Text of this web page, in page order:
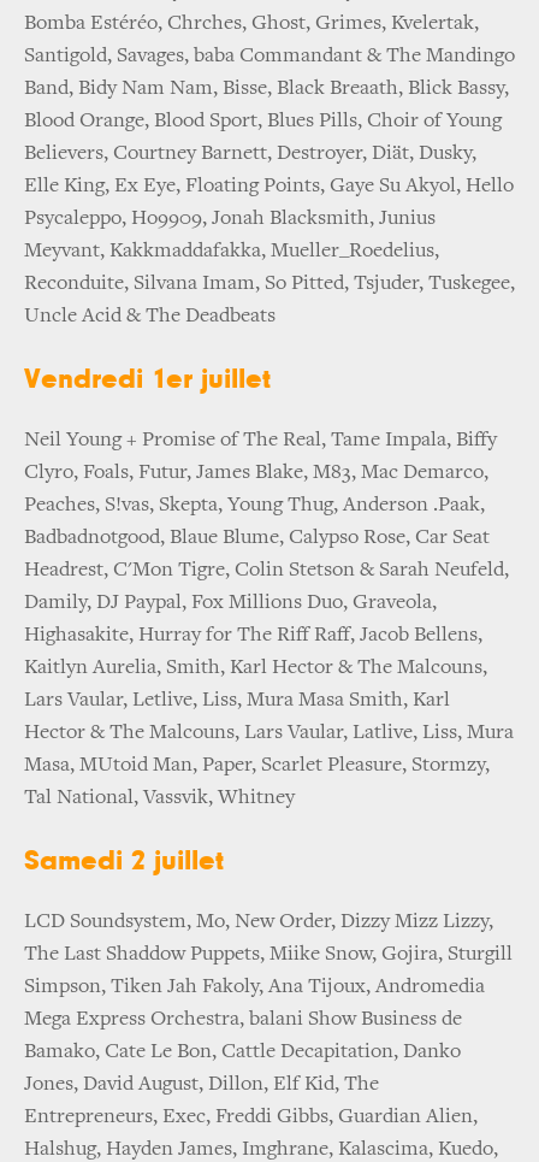
Bomba Estéréo, Chrches, Ghost, Grimes, Kvelertak,
Santigold, Savages, baba Commandant & The Mandingo
Band, Bidy Nam Nam, Bisse, Black Breaath, Blick Bassy,
Blood Orange, Blood Sport, Blues Pills, Choir of Young
Believers, Courtney Barnett, Destroyer, Diät, Dusky,
Elle King, Ex Eye, Floating Points, Gaye Su Akyol, Hello
Psycaleppo, Ho9909, Jonah Blacksmith, Junius
Meyvant, Kakkmaddafakka, Mueller_Roedelius,
Reconduite, Silvana Imam, So Pitted, Tsjuder, Tuskegee,
Uncle Acid & The Deadbeats
Vendredi 1er juillet
Neil Young + Promise of The Real, Tame Impala, Biffy
Clyro, Foals, Futur, James Blake, M83, Mac Demarco,
Peaches, S!vas, Skepta, Young Thug, Anderson .Paak,
Badbadnotgood, Blaue Blume, Calypso Rose, Car Seat
Headrest, C'Mon Tigre, Colin Stetson & Sarah Neufeld,
Damily, DJ Paypal, Fox Millions Duo, Graveola,
Highasakite, Hurray for The Riff Raff, Jacob Bellens,
Kaitlyn Aurelia, Smith, Karl Hector & The Malcouns,
Lars Vaular, Letlive, Liss, Mura Masa Smith, Karl
Hector & The Malcouns, Lars Vaular, Latlive, Liss, Mura
Masa, MUtoid Man, Paper, Scarlet Pleasure, Stormzy,
Tal National, Vassvik, Whitney
Samedi 2 juillet
LCD Soundsystem, Mo, New Order, Dizzy Mizz Lizzy,
The Last Shaddow Puppets, Miike Snow, Gojira, Sturgill
Simpson, Tiken Jah Fakoly, Ana Tijoux, Andromedia
Mega Express Orchestra, balani Show Business de
Bamako, Cate Le Bon, Cattle Decapitation, Danko
Jones, David August, Dillon, Elf Kid, The
Entrepreneurs, Exec, Freddi Gibbs, Guardian Alien,
Halshug, Hayden James, Imghrane, Kalascima, Kuedo,